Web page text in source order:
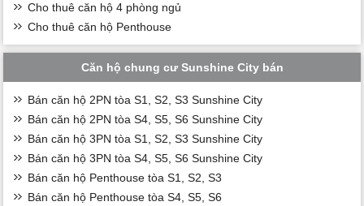
Cho thuê căn hộ 4 phòng ngủ
Cho thuê căn hộ Penthouse
Căn hộ chung cư Sunshine City bán
Bán căn hộ 2PN tòa S1, S2, S3 Sunshine City
Bán căn hộ 2PN tòa S4, S5, S6 Sunshine City
Bán căn hộ 3PN tòa S1, S2, S3 Sunshine City
Bán căn hộ 3PN tòa S4, S5, S6 Sunshine City
Bán căn hộ Penthouse tòa S1, S2, S3
Bán căn hộ Penthouse tòa S4, S5, S6